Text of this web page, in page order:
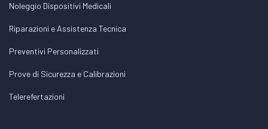
Noleggio Dispositivi Medicali
Riparazioni e Assistenza Tecnica
Preventivi Personalizzati
Prove di Sicurezza e Calibrazioni
Telerefertazioni